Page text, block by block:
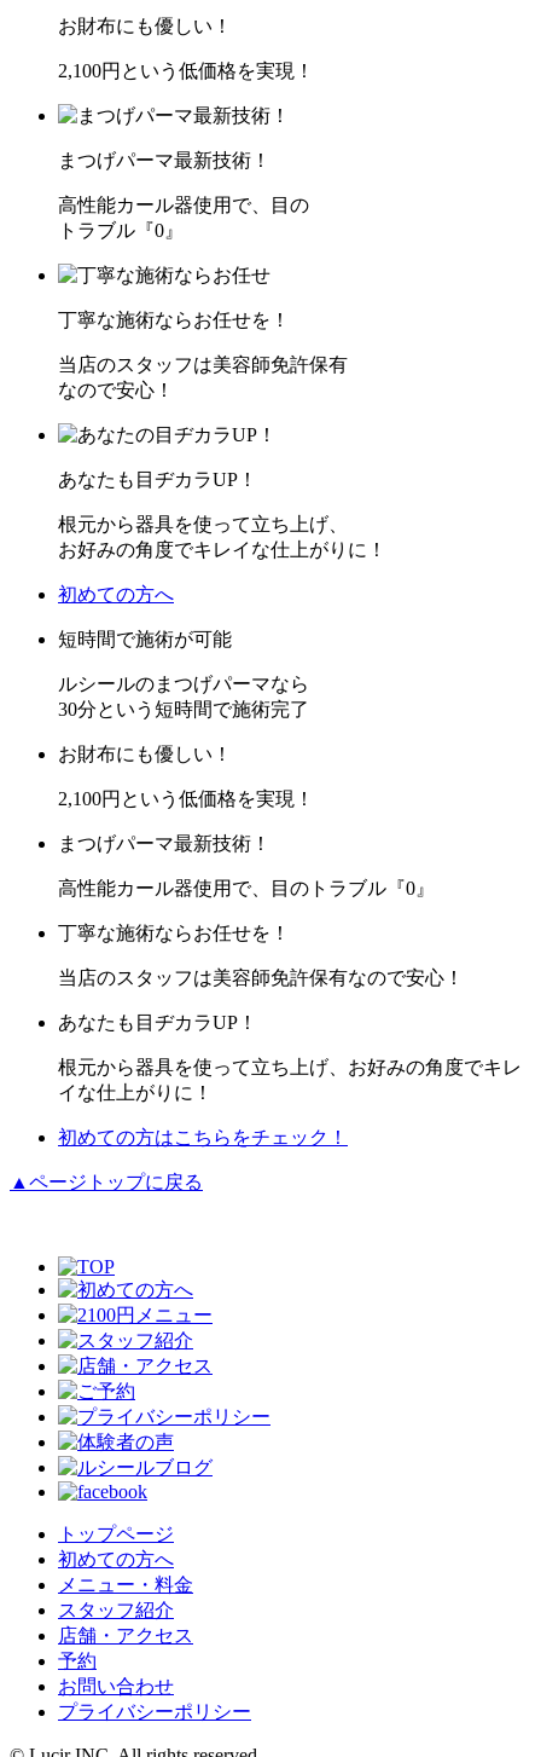
お財布にも優しい！
2,100円という低価格を実現！
まつげパーマ最新技術！
高性能カール器使用で、目の
トラブル『0』
丁寧な施術ならお任せを！
当店のスタッフは美容師免許保有
なので安心！
あなたも目ヂカラUP！
根元から器具を使って立ち上げ、
お好みの角度でキレイな仕上がりに！
初めての方へ
短時間で施術が可能
ルシールのまつげパーマなら
30分という短時間で施術完了
お財布にも優しい！
2,100円という低価格を実現！
まつげパーマ最新技術！
高性能カール器使用で、目のトラブル『0』
丁寧な施術ならお任せを！
当店のスタッフは美容師免許保有なので安心！
あなたも目ヂカラUP！
根元から器具を使って立ち上げ、お好みの角度でキレ
イな仕上がりに！
初めての方はこちらをチェック！
▲ページトップに戻る
トップページ
初めての方へ
メニュー・料金
スタッフ紹介
店舗・アクセス
予約
お問い合わせ
プライバシーポリシー